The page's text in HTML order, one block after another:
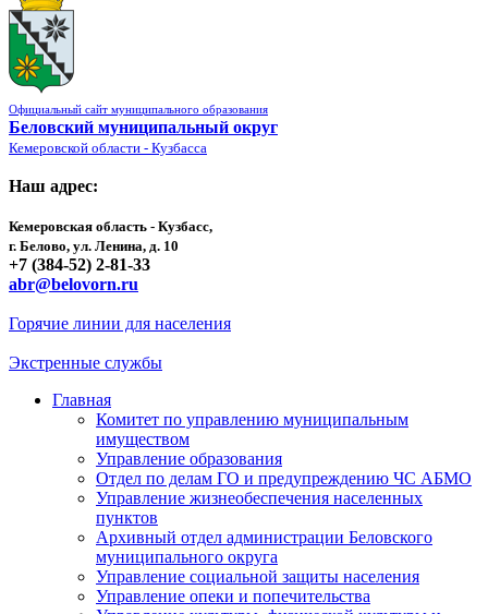
Официальный сайт муниципального образования
Беловский муниципальный округ
Кемеровской области - Кузбасса
Наш адрес:
Кемеровская область - Кузбасс,
г. Белово, ул. Ленина, д. 10
+7 (384-52) 2-81-33
abr@belovorn.ru
Горячие линии для населения
Экстренные службы
Главная
Комитет по управлению муниципальным
имуществом
Управление образования
Отдел по делам ГО и предупреждению ЧС АБМО
Управление жизнеобеспечения населенных
пунктов
Архивный отдел администрации Беловского
муниципального округа
Управление социальной защиты населения
Управление опеки и попечительства